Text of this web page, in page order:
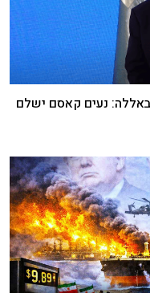
נעים קאסם ישלם